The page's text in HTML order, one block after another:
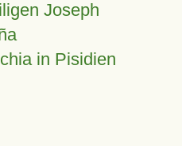
Joseph
in Pisidien